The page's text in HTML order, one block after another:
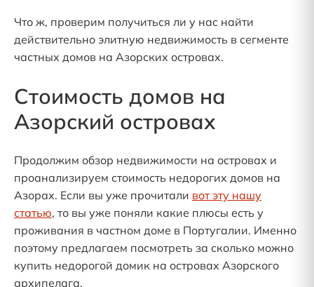
Что ж, проверим получиться ли у нас найти
действительно элитную недвижимость в сегменте
частных домов на Азорских островах.
Стоимость домов на
Азорский островах
Продолжим обзор недвижимости на островах и
проанализируем стоимость недорогих домов на
Азорах. Если вы уже прочитали вот эту нашу
статью, то вы уже поняли какие плюсы есть у
проживания в частном доме в Португалии. Именно
поэтому предлагаем посмотреть за сколько можно
купить недорогой домик на островах Азорского
архипелага.